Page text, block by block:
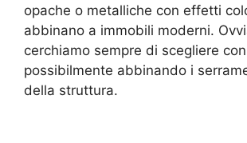
opache o metalliche con effetti
abbinano a immobili moderni.
cerchiamo sempre di scegliere
possibilmente abbinando i
della struttura.